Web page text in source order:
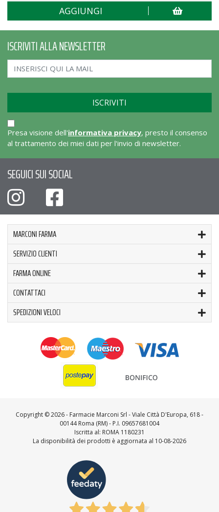
AGGIUNGI
ISCRIVITI ALLA NEWSLETTER
Presa visione dell'informativa privacy, presto il consenso
al trattamento dei miei dati per l'invio di newsletter.
SEGUICI SUI SOCIAL
MARCONI FARMA
SERVIZIO CLIENTI
FARMA ONLINE
CONTATTACI
SPEDIZIONI VELOCI
Copyright ©2026 - Farmacie Marconi Srl - Viale Città D'Europa, 618 -
00144 Roma (RM) - P.I. 09657681004
Iscritta al: ROMA 1180231
La disponibilità dei prodotti è aggiornata al 10-08-2026